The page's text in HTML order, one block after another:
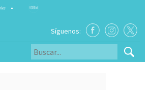
•
Síguenos: